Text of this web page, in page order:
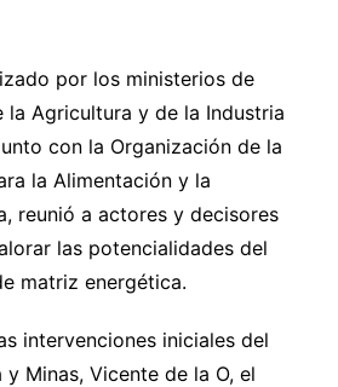
por los ministerios de
la Agricultura y de la Industria
con la Organización de la
la Alimentación y la
reunió a actores y decisores
las potencialidades del
matriz energética.
intervenciones iniciales del
Minas, Vicente de la O, el